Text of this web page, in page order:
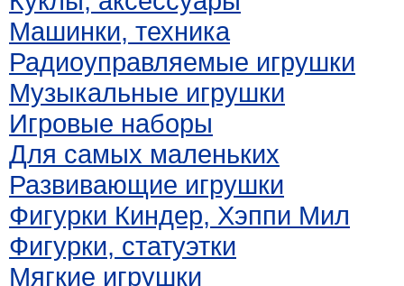
Машинки, техника
Радиоуправляемые игрушки
Музыкальные игрушки
Игровые наборы
Для самых маленьких
Развивающие игрушки
Фигурки Киндер, Хэппи Мил
Фигурки, статуэтки
Мягкие игрушки